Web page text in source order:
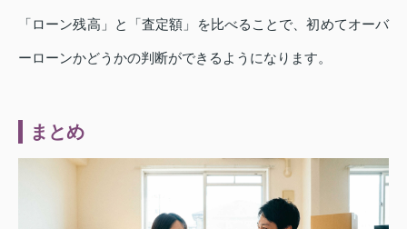
「ローン残高」と「査定額」を比べることで、初めてオーバ
ーローンかどうかの判断ができるようになります。
まとめ